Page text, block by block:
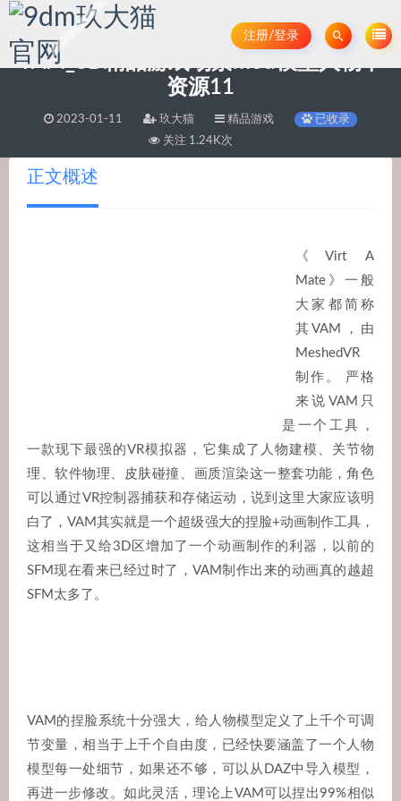
注册/登录
VAM_3D精品游戏场景mod模型人物卡
资源11
2023-01-11 玖大猫 精品游戏
已收录
关注 1.24K次
正文概述
《Virt A
Mate》一般
大家都简称
其VAM，由
MeshedVR
制作。 严格
来说VAM只
是一个工具，
一款现下最强的VR模拟器，它集成了人物建模、关节物
理、软件物理、皮肤碰撞、画质渲染这一整套功能，角色
可以通过VR控制器捕获和存储运动，说到这里大家应该明
白了，VAM其实就是一个超级强大的捏脸+动画制作工具，
这相当于又给3D区增加了一个动画制作的利器，以前的
SFM现在看来已经过时了，VAM制作出来的动画真的越超
SFM太多了。
VAM的捏脸系统十分强大，给人物模型定义了上千个可调
节变量，相当于上千个自由度，已经快要涵盖了一个 人物
模型每一处细节，如果还不够，可以从DAZ中导入模型，
再进一步修改。如此灵活，理论上VAM可以捏出99%相似